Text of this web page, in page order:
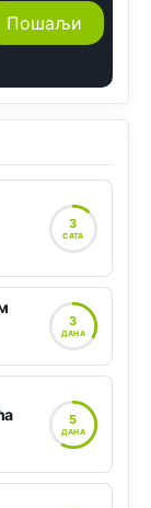
3
САТА
3
ДАНА
5
ДАНА